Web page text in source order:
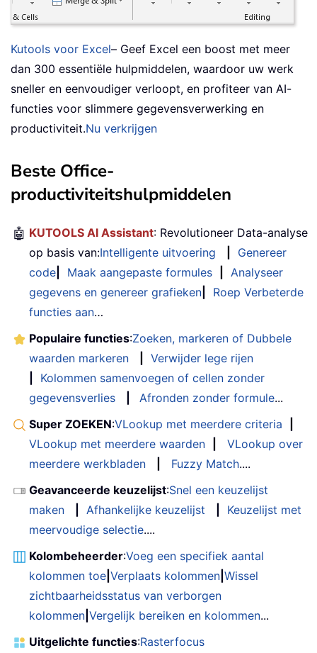
Kutools voor Excel– Geef Excel een boost met meer
dan 300 essentiële hulpmiddelen, waardoor uw werk
sneller en eenvoudiger verloopt, en profiteer van AI-
functies voor slimmere gegevensverwerking en
productiviteit.Nu verkrijgen
Beste Office-
productiviteitshulpmiddelen
🤖 KUTOOLS AI Assistant: Revolutioneer Data-analyse
op basis van:Intelligente uitvoering
Genereer
code
Maak aangepaste formules
Analyseer
gegevens en genereer grafieken
Roep Verbeterde
functies aan…
Populaire functies:Zoeken, markeren of Dubbele
waarden markeren
Verwijder lege rijen
Kolommen samenvoegen of cellen zonder
gegevensverlies
Afronden zonder formule...
Super ZOEKEN:VLookup met meerdere criteria
VLookup met meerdere waarden
VLookup over
meerdere werkbladen
Fuzzy Match....
Geavanceerde keuzelijst:Snel een keuzelijst
maken
Afhankelijke keuzelijst
Keuzelijst met
meervoudige selectie....
Kolombeheerder:Voeg een specifiek aantal
kolommen toe Verplaats kolommen Wissel
zichtbaarheidsstatus van verborgen
kolommen Vergelijk bereiken en kolommen...
Uitgelichte functies:Rasterfocus